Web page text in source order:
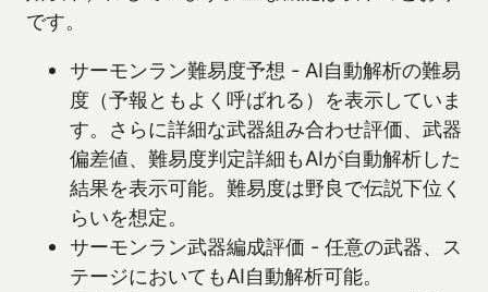
です。
サーモンラン難易度予想 - AI自動解析の難易
度（予報ともよく呼ばれる）を表示していま
す。さらに詳細な武器組み合わせ評価、武器
偏差値、難易度判定詳細もAIが自動解析した
結果を表示可能。難易度は野良で伝説下位く
らいを想定。
サーモンラン武器編成評価 - 任意の武器、ス
テージにおいてもAI自動解析可能。